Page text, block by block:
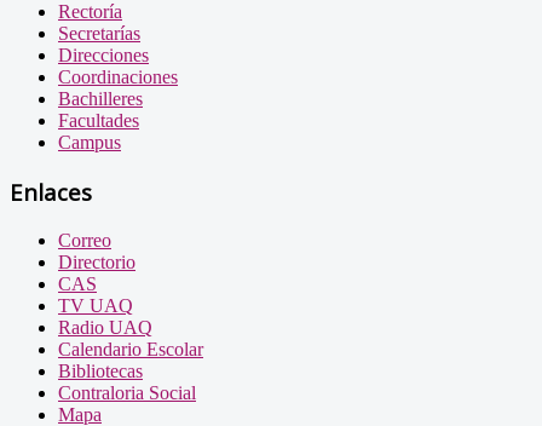
Rectoría
Secretarías
Direcciones
Coordinaciones
Bachilleres
Facultades
Campus
Enlaces
Correo
Directorio
CAS
TV UAQ
Radio UAQ
Calendario Escolar
Bibliotecas
Contraloria Social
Mapa